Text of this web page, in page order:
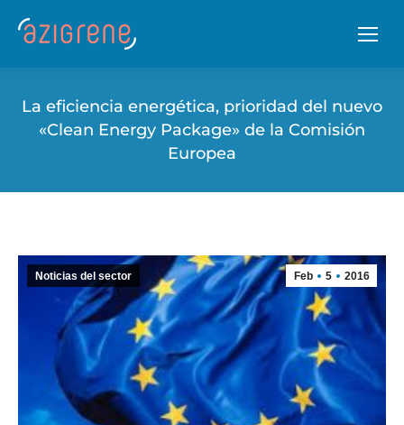
La eficiencia energética, prioridad del nuevo
«Clean Energy Package» de la Comisión
Europea
Feb 5 2016
Noticias del sector